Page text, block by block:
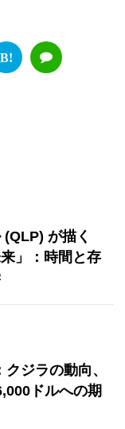
B!
が描く
」：時間と存
ジラの動向、
ドルへの期